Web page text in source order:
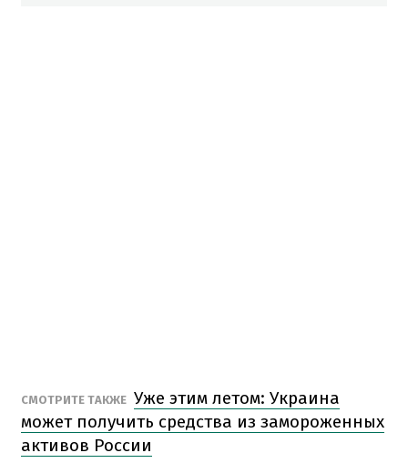
СМОТРИТЕ ТАКЖЕ Уже этим летом: Украина
может получить средства из замороженных
активов России